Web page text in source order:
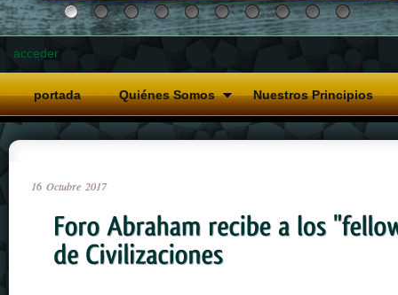
acceder
portada Quiénes Somos Nuestros Principios
16 Octubre 2017